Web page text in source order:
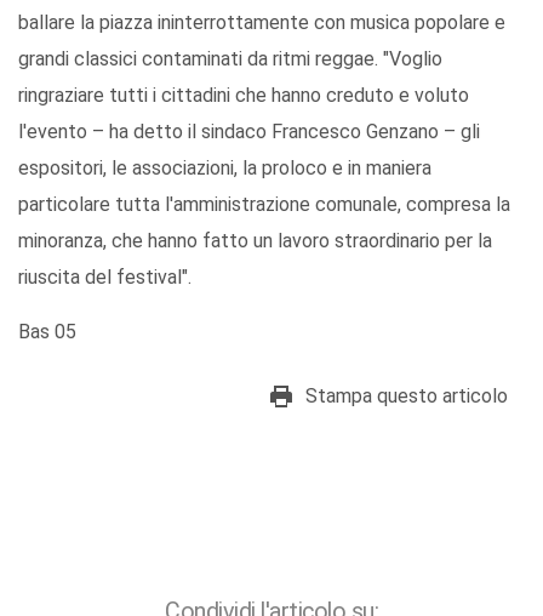
ballare la piazza ininterrottamente con musica popolare e
grandi classici contaminati da ritmi reggae. "Voglio
ringraziare tutti i cittadini che hanno creduto e voluto
l'evento – ha detto il sindaco Francesco Genzano – gli
espositori, le associazioni, la proloco e in maniera
particolare tutta l'amministrazione comunale, compresa la
minoranza, che hanno fatto un lavoro straordinario per la
riuscita del festival".
Bas 05
Stampa questo articolo